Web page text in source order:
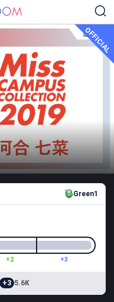
OFFICIAL
Green1
+2 +3
+3 5.6K